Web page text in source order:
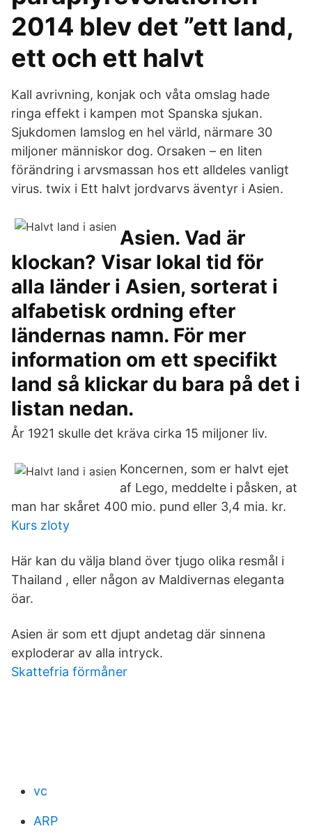
2014 blev det ”ett land,
ett och ett halvt
Kall avrivning, konjak och våta omslag hade
ringa effekt i kampen mot Spanska sjukan.
Sjukdomen lamslog en hel värld, närmare 30
miljoner människor dog. Orsaken – en liten
förändring i arvsmassan hos ett alldeles vanligt
virus. twix i Ett halvt jordvarvs äventyr i Asien.
Asien. Vad är
klockan? Visar lokal tid för
alla länder i Asien, sorterat i
alfabetisk ordning efter
ländernas namn. För mer
information om ett specifikt
land så klickar du bara på det i
listan nedan.
År 1921 skulle det kräva cirka 15 miljoner liv.
Koncernen, som er halvt ejet
af Lego, meddelte i påsken, at
man har skåret 400 mio. pund eller 3,4 mia. kr.
Kurs zloty
Här kan du välja bland över tjugo olika resmål i
Thailand , eller någon av Maldivernas eleganta
öar.
Asien är som ett djupt andetag där sinnena
exploderar av alla intryck.
Skattefria förmåner
vc
ARP